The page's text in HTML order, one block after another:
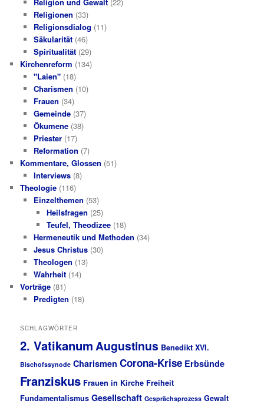
Religionen (33)
Religionsdialog (11)
Säkularität(46)
Spiritualität(29)
Kirchenreform (134)
"Laien"(18)
Charismen (10)
Frauen (34)
Gemeinde(37)
Ökumene(38)
Priester(17)
Reformation (7)
Kommentare, Glossen (51)
Interviews(8)
Theologie (116)
Einzelthemen (53)
Heilsfragen (25)
Teufel, Theodizee (18)
Hermeneutik und Methoden (34)
Jesus Christus(30)
Theologen (13)
Wahrheit(14)
Vorträge (81)
Predigten (18)
SCHLAGWÖRTER
2. VatikanumAugustinus Benedikt XVI.
Bischofssynode Charismen Corona-Krise Erbsünde
Franziskus Frauen in Kirche Freiheit
Fundamentalismus Gesellschaft Gesprächsprozess Gewalt